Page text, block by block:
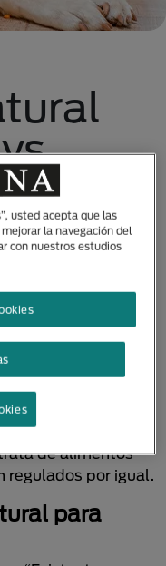
se utilizan
para humanos
entienden
no
de alimentos
regulados por igual.
para
usted acepta que las
la navegación del
con nuestros estudios